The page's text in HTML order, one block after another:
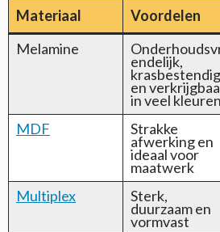
Materiaal Voordelen
Melamine
endelijk,
krasbestendig
en
in veel kleuren
MDF Strakke
afwerking en
ideaal voor
maatwerk
Multiplex Sterk,
duurzaam en
vormvast